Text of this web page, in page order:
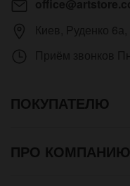
ПОКУПАТЕЛЮ
ПРО КОМПАНИЮ